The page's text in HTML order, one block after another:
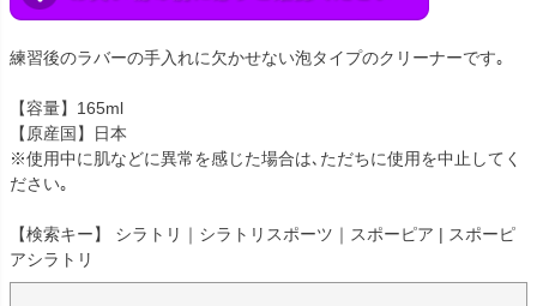
練習後のラバーの手入れに欠かせない泡タイプのクリーナーです｡
【容量】165ml
【原産国】日本
※使用中に肌などに異常を感じた場合は､ただちに使用を中止してく
ださい｡
【検索キー】 シラトリ｜シラトリスポーツ｜スポーピア | スポーピ
アシラトリ